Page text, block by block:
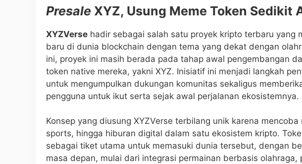
Presale XYZ, Usung Meme Token Sedikit
XYZVerse hadir sebagai salah satu proyek kripto terbaru yang
baru di dunia blockchain dengan tema yang dekat dengan
ini, proyek ini masih berada pada tahap awal pengembangan
token native mereka, yakni XYZ. Inisiatif ini menjadi langkah
untuk mengumpulkan dukungan komunitas sekaligus
pengguna untuk ikut serta sejak awal perjalanan ekosistemnya.
Konsep yang diusung XYZVerse terbilang unik karena
sports, hingga hiburan digital dalam satu ekosistem kripto.
sebagai tiket utama untuk memasuki dunia tersebut, dengan
masa depan, mulai dari integrasi permainan berbasis